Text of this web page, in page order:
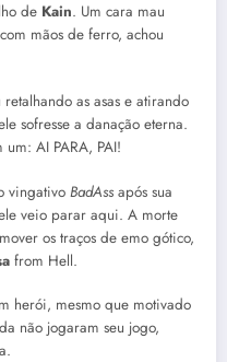
de Kain. Um cara mau
mãos de ferro, achou
as asas e atirando
sofresse a danação eterna.
AI PARA, PAI!
vingativo BadAss após sua
veio parar aqui. A morte
os traços de emo gótico,
from Hell.
herói, mesmo que motivado
não jogaram seu jogo,